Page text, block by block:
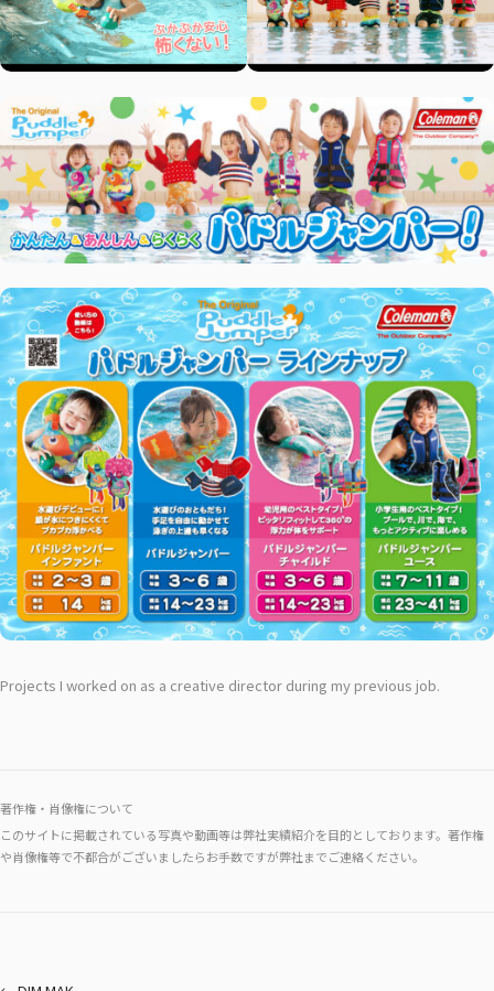
Projects I worked on as a creative director during my previous job.
著作権・肖像権について
このサイトに掲載されている写真や動画等は弊社実績紹介を目的としております。著作権
や肖像権等で不都合がございましたらお手数ですが弊社までご連絡ください。